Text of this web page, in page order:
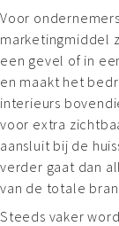
Voor
marketingmiddel
een gevel of in
en maakt het
interieurs
voor extra
aansluit bij de
verder gaat dan
van de totale
Steeds vaker